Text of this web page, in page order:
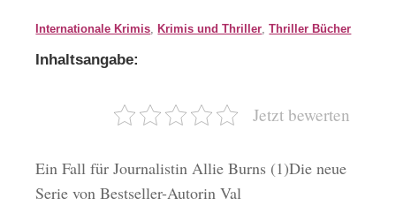
Internationale Krimis ,Krimis und Thriller ,Thriller Bücher
Inhaltsangabe:
Jetzt bewerten
Ein Fall für Journalistin Allie Burns (1)Die neue
Serie von Bestseller-Autorin Val